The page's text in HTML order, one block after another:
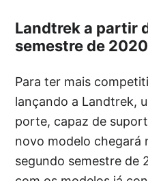
Landtrek a partir
semestre de 2020
Para ter mais
lançando a Landtrek,
porte, capaz de
novo modelo chegará
segundo semestre de